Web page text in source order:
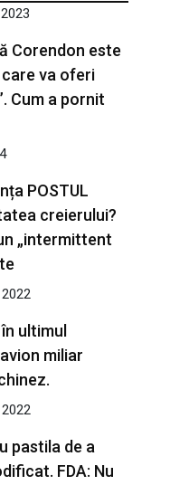
Corendon este
va oferi
Cum a pornit
POSTUL
creierului?
„intermittent
ultimul
miliar
pastila de a
FDA: Nu